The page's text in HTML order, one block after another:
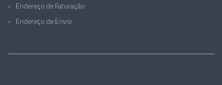
Endereço de Faturação
Endereço de Envio